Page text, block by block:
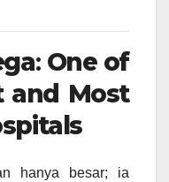
: One of
and Most
hanya besar; ia